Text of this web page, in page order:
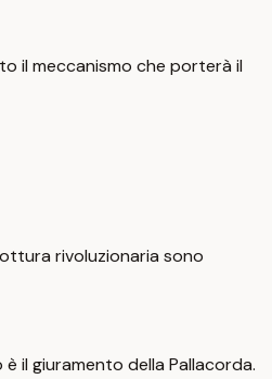
il meccanismo che porterà il
rivoluzionaria sono
il giuramento della Pallacorda.